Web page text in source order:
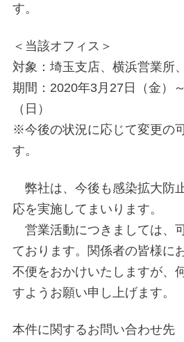
す。
＜当該オフィス＞
対象：埼玉支店、横浜営業所
期間：2020年3月27日（金）
（日）
※今後の状況に応じて変更の
す。
弊社は、今後も感染拡大防
応を実施してまいります。
営業活動につきましては、
ております。関係者の皆様に
不便をおかけいたしますが、
すようお願い申し上げます。
本件に関するお問い合わせ先